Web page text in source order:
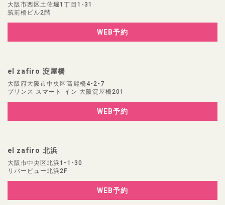
大阪市西区土佐堀1丁目1-31
筑前橋ビル2階
WEB予約
el zafiro 淀屋橋
大阪府大阪市中央区高麗橋4-2-7
プリンス スマート イン 大阪淀屋橋201
WEB予約
el zafiro 北浜
大阪市中央区北浜1-1-30
リバービュー北浜2F
WEB予約